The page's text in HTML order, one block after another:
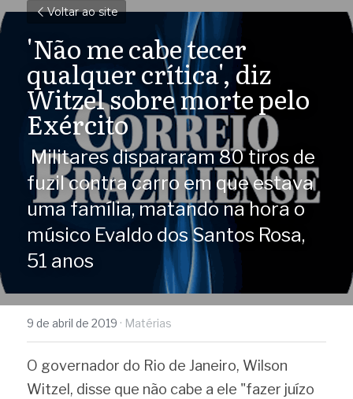
Voltar ao site
'Não me cabe tecer
qualquer crítica', diz
Witzel sobre morte pelo
Exército
fuzil contra carro em que estava
uma família, matando na hora o
músico Evaldo dos Santos Rosa,
51 anos
9 de abril de 2019 · Matérias
O governador do Rio de Janeiro, Wilson
Witzel, disse que não cabe a ele "fazer juízo